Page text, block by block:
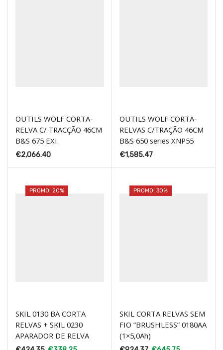
OUTILS WOLF CORTA-
RELVA C/ TRACÇÃO 46CM
B&S 675 EXI
€2,066.40
OUTILS WOLF CORTA-
RELVAS C/TRAÇÃO 46CM
B&S 650 series XNP55
€1,585.47
PROMO! 20%
SKIL 0130 BA CORTA
RELVAS + SKIL 0230
APARADOR DE RELVA
PROMO! 30%
SKIL CORTA RELVAS SEM
FIO “BRUSHLESS” 0180AA
(1×5,0Ah)